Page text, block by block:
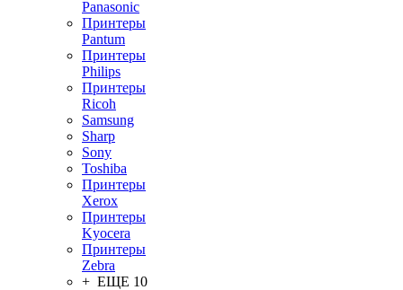
Panasonic
Принтеры
Pantum
Принтеры
Philips
Принтеры
Ricoh
Samsung
Sharp
Sony
Toshiba
Принтеры
Xerox
Принтеры
Kyocera
Принтеры
Zebra
+ ЕЩЕ 10